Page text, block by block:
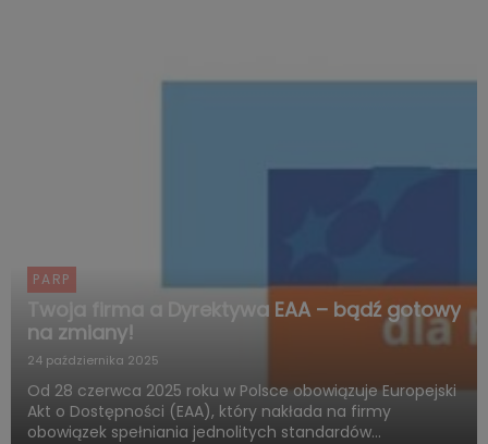
PARP
Twoja firma a Dyrektywa EAA – bądź gotowy
na zmiany!
24 października 2025
Od 28 czerwca 2025 roku w Polsce obowiązuje Europejski
Akt o Dostępności (EAA), który nakłada na firmy
obowiązek spełniania jednolitych standardów